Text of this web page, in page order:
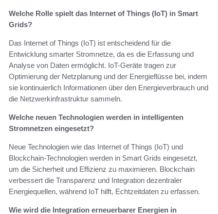
Welche Rolle spielt das Internet of Things (IoT) in Smart
Grids?
Das Internet of Things (IoT) ist entscheidend für die
Entwicklung smarter Stromnetze, da es die Erfassung und
Analyse von Daten ermöglicht. IoT-Geräte tragen zur
Optimierung der Netzplanung und der Energieflüsse bei, indem
sie kontinuierlich Informationen über den Energieverbrauch und
die Netzwerkinfrastruktur sammeln.
Welche neuen Technologien werden in intelligenten
Stromnetzen eingesetzt?
Neue Technologien wie das Internet of Things (IoT) und
Blockchain-Technologien werden in Smart Grids eingesetzt,
um die Sicherheit und Effizienz zu maximieren. Blockchain
verbessert die Transparenz und Integration dezentraler
Energiequellen, während IoT hilft, Echtzeitdaten zu erfassen.
Wie wird die Integration erneuerbarer Energien in